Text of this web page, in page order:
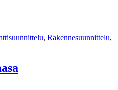
, Rakennesuunnittelu,